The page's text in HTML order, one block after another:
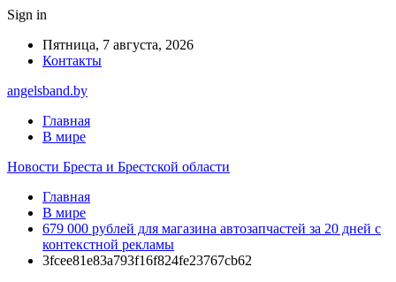
Sign in
Пятница, 7 августа, 2026
Контакты
angelsband.by
Главная
В мире
Новости Бреста и Брестской области
Главная
В мире
679 000 рублей для магазина автозапчастей за 20 дней с
контекстной рекламы
3fcee81e83a793f16f824fe23767cb62